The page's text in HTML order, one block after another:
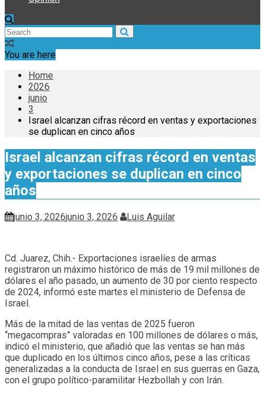
You are here
Home
2026
junio
3
Israel alcanzan cifras récord en ventas y exportaciones
se duplican en cinco años
Israel alcanzan cifras récord en ventas
y exportaciones se duplican en cinco
años
junio 3, 2026junio 3, 2026 Luis Aguilar
Cd. Juarez, Chih.- Exportaciones israelíes de armas
registraron un máximo histórico de más de 19 mil millones de
dólares el año pasado, un aumento de 30 por ciento respecto
de 2024, informó este martes el ministerio de Defensa de
Israel.
Más de la mitad de las ventas de 2025 fueron
“megacompras” valoradas en 100 millones de dólares o más,
indicó el ministerio, que añadió que las ventas se han más
que duplicado en los últimos cinco años, pese a las críticas
generalizadas a la conducta de Israel en sus guerras en Gaza,
con el grupo político-paramilitar Hezbollah y con Irán.